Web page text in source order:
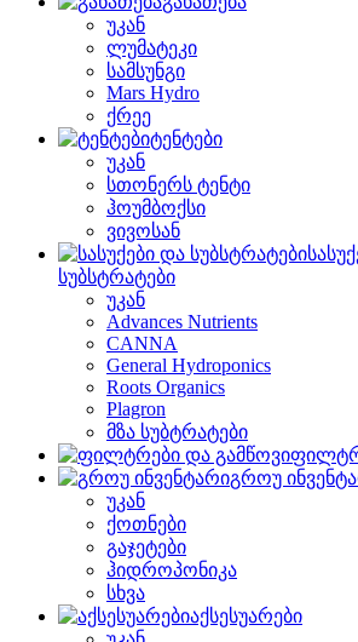
უკან
ლუმატეკი
სამსუნგი
Mars Hydro
ქრეე
ტენტები
უკან
სთონერს ტენტი
ჰოუმბოქსი
ვივოსან
სუბსტრატები
უკან
Advances Nutrients
CANNA
General Hydroponics
Roots Organics
Plagron
მზა სუბტრატები
გროუ
უკან
ქოთნები
გაჯეტები
ჰიდროპონიკა
სხვა
აქსესუარები